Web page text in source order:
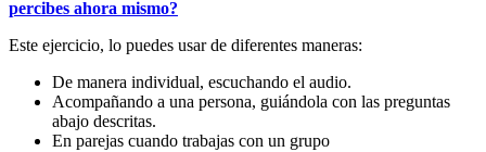
percibes ahora mismo?
Este ejercicio, lo puedes usar de diferentes maneras:
De manera individual, escuchando el audio.
Acompañando a una persona, guiándola con las preguntas
abajo descritas.
En parejas cuando trabajas con un grupo